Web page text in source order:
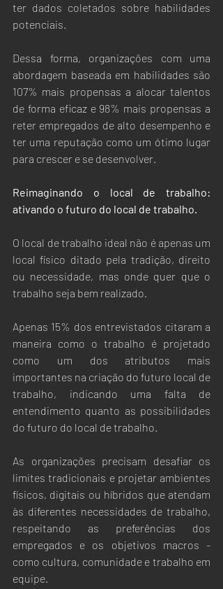
ter dados coletados sobre habilidades
potenciais.
Dessa forma, organizações com uma
abordagem baseada em habilidades são
107% mais propensas a alocar talentos
de forma eficaz e 98% mais propensas a
reter empregados de alto desempenho e
ter uma reputação como um ótimo lugar
para crescer e se desenvolver.
Reimaginando o local de trabalho:
ativando o futuro do local de trabalho.
O local de trabalho ideal não é apenas um
local físico ditado pela tradição, direito
ou necessidade, mas onde quer que o
trabalho seja bem realizado.
Apenas 15% dos entrevistados citaram a
maneira como o trabalho é projetado
como um dos atributos mais
importantes na criação do futuro local de
trabalho, indicando uma falta de
entendimento quanto as possibilidades
do futuro do local de trabalho.
As organizações precisam desafiar os
limites tradicionais e projetar ambientes
físicos, digitais ou híbridos que atendam
às diferentes necessidades de trabalho,
respeitando as preferências dos
empregados e os objetivos macros -
como cultura, comunidade e trabalho em
equipe.